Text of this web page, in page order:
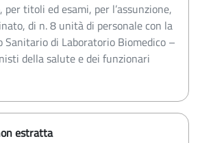
per titoli ed esami, per l’assunzione,
di n. 8 unità di personale con la
Sanitario di Laboratorio Biomedico –
della salute e dei funzionari
estratta